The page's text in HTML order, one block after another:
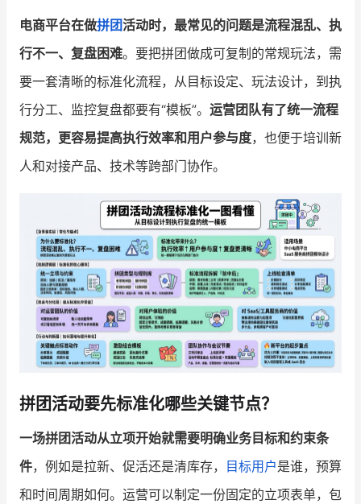
品牌消费观 行业报告
新零售资讯
培训课程
私域课程 新零售内参
有赞商盟
商家社区 社群交流
合作共进
入驻有赞 认证代理商
认证服务商 设计服务商
有赞云 数据通服务
电商平台在做拼团活动时，最常见的问题是流程混乱、执
行不一、复盘困难。要把拼团做成可复制的常规玩法，需
要一套清晰的标准化流程，从目标设定、玩法设计，到执
行分工、监控复盘都要有“模板”。 运营团队有了统一流程
规范，更容易提高执行效率和用户参与度，也便于培训新
人和对接产品、技术等跨部门协作。
拼团活动要先标准化哪些关键节点？
一场拼团活动从立项开始就需要明确业务目标和约束条
件，例如是拉新、促活还是清库存， 目标用户是谁，预算
和时间周期如何。运营可以制定一份固定的立项表单，包